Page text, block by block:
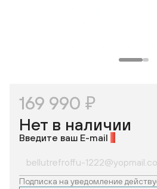
169 990 ₽
Нет в наличии
Введите ваш E-mail
Подписка на уведомление